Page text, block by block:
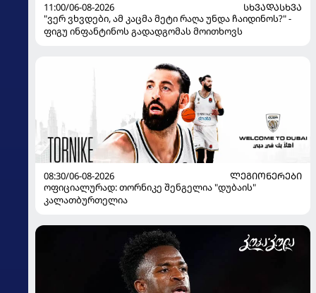
11:00/06-08-2026
ᲡᲮᲕᲐᲓᲐᲡᲮᲕᲐ
"ვერ ვხვდები, ამ კაცმა მეტი რაღა უნდა ჩაიდინოს?" -
ფიგუ ინფანტინოს გადადგომას მოითხოვს
08:30/06-08-2026
ᲚᲔᲒᲘᲝᲜᲔᲠᲔᲑᲘ
ოფიციალურად: თორნიკე შენგელია "დუბაის"
კალათბურთელია